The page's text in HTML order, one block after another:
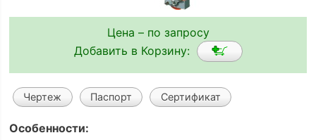
Цена – по запросу
Добавить в Корзину:
Чертеж Паспорт Сертификат
Особенности: